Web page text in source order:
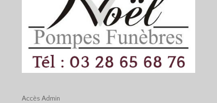
Accès Admin